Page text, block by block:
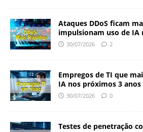
Ataques DDoS ficam
impulsionam uso de IA
30/07/2026 2
Empregos de TI que
IA nos próximos 3 anos
30/07/2026 0
Testes de penetração